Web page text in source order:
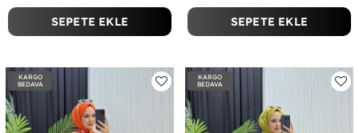
SEPETE EKLE SEPETE EKLE
KARGO
BEDAVA
KARGO
BEDAVA